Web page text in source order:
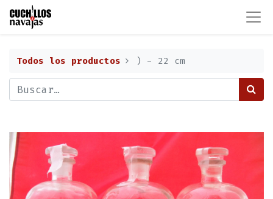
Todos los productos ) - 22 cm